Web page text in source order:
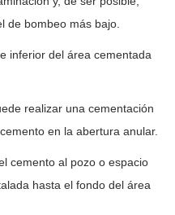
de bombeo más bajo.
inferior del área cementada
realizar una cementación
en la abertura anular.
cemento al pozo o espacio
hasta el fondo del área